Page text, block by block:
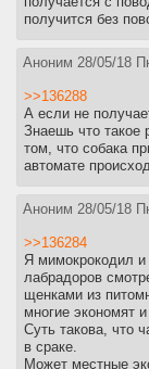
получится без
Аноним 28/05/18
>>136288
А если не
Знаешь что такое
том, что собака
автомате
Аноним 28/05/18
>>136284
Я мимокрокодил и
лабрадоров
щенками из
многие экономят
Суть такова, что
в сраке.
Может местные